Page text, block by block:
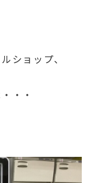
ショップ、
・・